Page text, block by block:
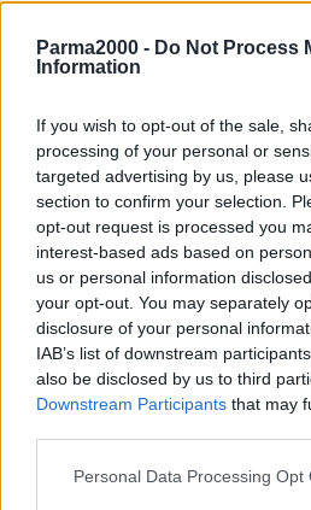
Parma2000 - Do Not Process
Information
If you wish to opt-out of the sale,
processing of your personal or
targeted advertising by us, please
section to confirm your selection.
opt-out request is processed you
interest-based ads based on
us or personal information
your opt-out. You may separately
disclosure of your personal
IAB’s list of downstream
also be disclosed by us to third
Downstream Participants that may
Personal Data Processing Opt
vengono sistemati intorno al
settimane i lavori proseguiranno con
rafforzare il basamento. Il cantiere,
queste ulteriori fasi, deve allargarsi
via San Vitale che dunque resterà
Porta Ravegnana da giovedì 5 a
Ecco le modifiche alla viabilità: chi
direzione centro potrà arrivare solo
dovrà svoltare a destra; i residenti e
tratto chiuso di via San Vitale (da via
Porta Ravegnana), potranno entrare e
Chi deve accedere a Piazza della